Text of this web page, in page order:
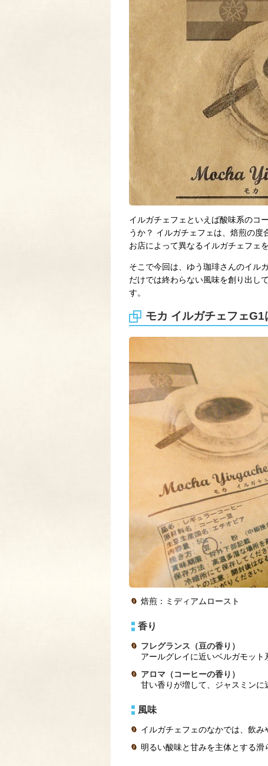
イルガチェフェといえば酸味系のコ
うか？ イルガチェフェは、焙煎の度
お店によって異なるイルガチェフェ
そこで今回は、ゆう珈琲さんのイル
だけでは終わらない風味を創り出し
す。
モカ イルガチェフェG1
焙煎：ミディアムロースト
香り
フレグランス（豆の香り）
アールグレイに近いベルガモット
アロマ（コーヒーの香り）
甘い香りが増して、ジャスミンに
風味
イルガチェフェのなかでは、飲み
明るい酸味と甘みを主体とする滑